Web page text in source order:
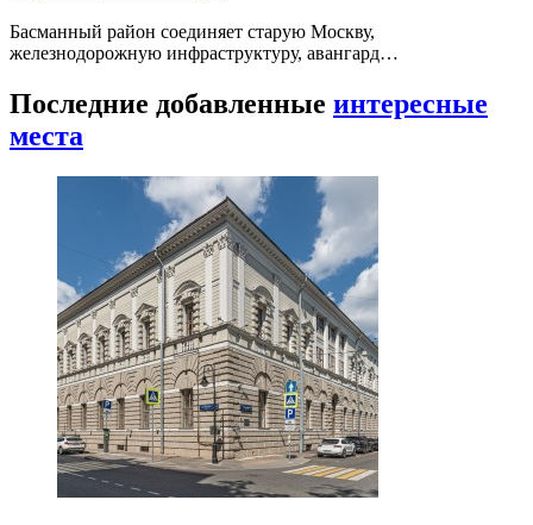
Басманный район соединяет старую Москву,
железнодорожную инфраструктуру, авангард…
Последние добавленные интересные
места